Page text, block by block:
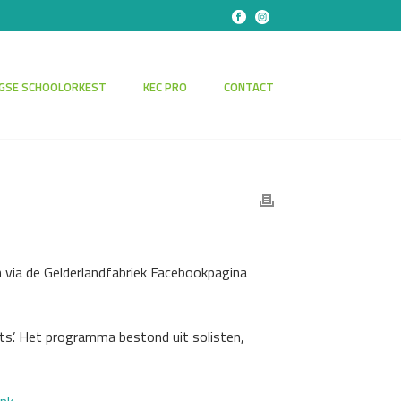
SCHOOLORKEST KEC PRO CONTACT
de Gelderlandfabriek Facebookpagina
Het programma bestond uit solisten,